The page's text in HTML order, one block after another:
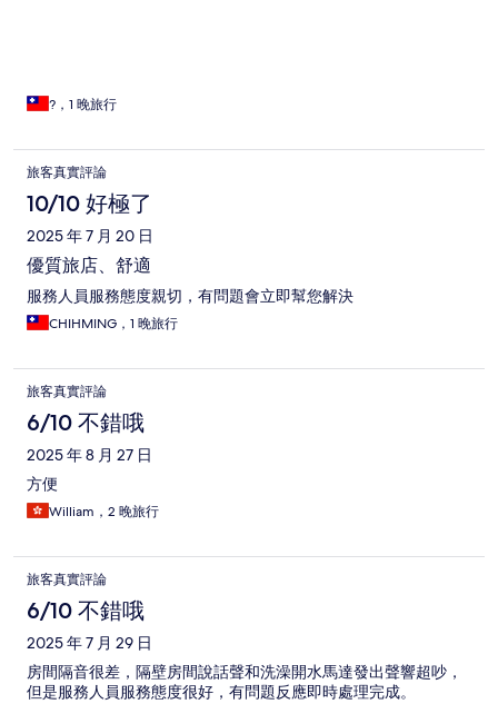
?，1 晚旅行
旅客真實評論
10/10 好極了
2025 年 7 月 20 日
優質旅店、舒適
服務人員服務態度親切，有問題會立即幫您解決
CHIHMING，1 晚旅行
旅客真實評論
6/10 不錯哦
2025 年 8 月 27 日
方便
William，2 晚旅行
旅客真實評論
6/10 不錯哦
2025 年 7 月 29 日
房間隔音很差，隔壁房間說話聲和洗澡開水馬達發出聲響超吵，
但是服務人員服務態度很好，有問題反應即時處理完成。